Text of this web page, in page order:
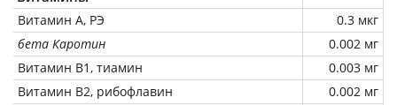
Витамин А, РЭ
0.3 мкг
бета Каротин
0.002 мг
Витамин В1, тиамин
0.003 мг
Витамин В2, рибофлавин
0.002 мг